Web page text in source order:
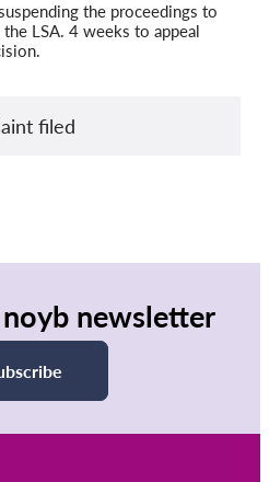
the proceedings to
LSA. 4 weeks to appeal
filed
newsletter